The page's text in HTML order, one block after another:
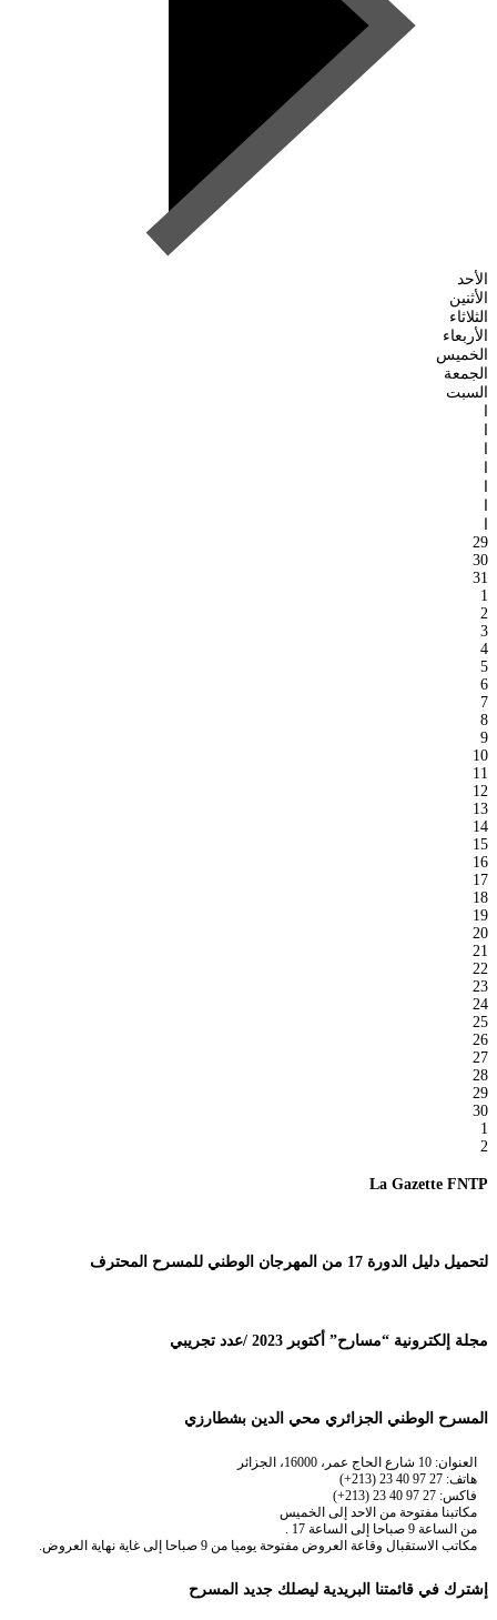
الأحد
الأثنين
الثلاثاء
الأربعاء
الخميس
الجمعة
السبت
ا
ا
ا
ا
ا
ا
ا
29
30
31
1
2
3
4
5
6
7
8
9
10
11
12
13
14
15
16
17
18
19
20
21
22
23
24
25
26
27
28
29
30
1
2
La Gazette FNTP
لتحميل دليل الدورة 17 من المهرجان الوطني للمسرح المحترف
مجلة إلكترونية “مسارح” أكتوبر 2023 /عدد تجريبي
المسرح الوطني الجزائري محي الدين بشطارزي
العنوان: 10 شارع الحاج عمر، 16000، الجزائر
هاتف: 27 97 40 23 (213+)
فاكس: 27 97 40 23 (213+)
مكاتبنا مفتوحة من الاحد إلى الخميس
من الساعة 9 صباحا إلى الساعة 17 .
مكاتب الاستقبال وقاعة العروض مفتوحة يوميا من 9 صباحا إلى غاية نهاية العروض.
إشترك في قائمتنا البريدية ليصلك جديد المسرح